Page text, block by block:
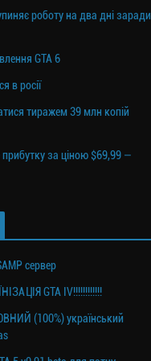
роботу на два дні заради
GTA 6
в росії
тиражем 39 млн копій
прибутку за ціною $69,99 —
сервер
GTA IV!!!!!!!!!!!!
(100%) український